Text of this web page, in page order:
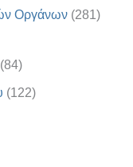
Οργάνων (281)
(84)
(122)